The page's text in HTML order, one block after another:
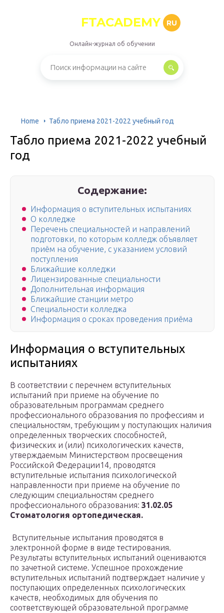
FTACADEMY RU
Онлайн-журнал об обучении
Home Табло приема 2021-2022 учебный год
Табло приема 2021-2022 учебный
год
Содержание:
Информация о вступительных испытаниях
О колледже
Перечень специальностей и направлений
подготовки, по которым колледж объявляет
приём на обучение, с указанием условий
поступления
Ближайшие колледжи
Лицензированные специальности
Дополнительная информация
Ближайшие станции метро
Специальности колледжа
Информация о сроках проведения приёма
Информация о вступительных
испытаниях
В соответствии с перечнем вступительных
испытаний при приеме на обучение по
образовательным программам среднего
профессионального образования по профессиям и
специальностям, требующим у поступающих наличия
определенных творческих способностей,
физических и (или) психологических качеств,
утверждаемым Министерством просвещения
Российской Федерации14, проводятся
вступительные испытания психологической
направленности при приеме на обучение по
следующим специальностям среднего
профессионального образования: 31.02.05
Стоматология ортопедическая.
Вступительные испытания проводятся в
электронной форме в виде тестирования.
Результаты вступительных испытаний оцениваются
по зачетной системе. Успешное прохождение
вступительных испытаний подтверждает наличие у
поступающих определенных психологических
качеств, необходимых для обучения по
соответствующей образовательной программе